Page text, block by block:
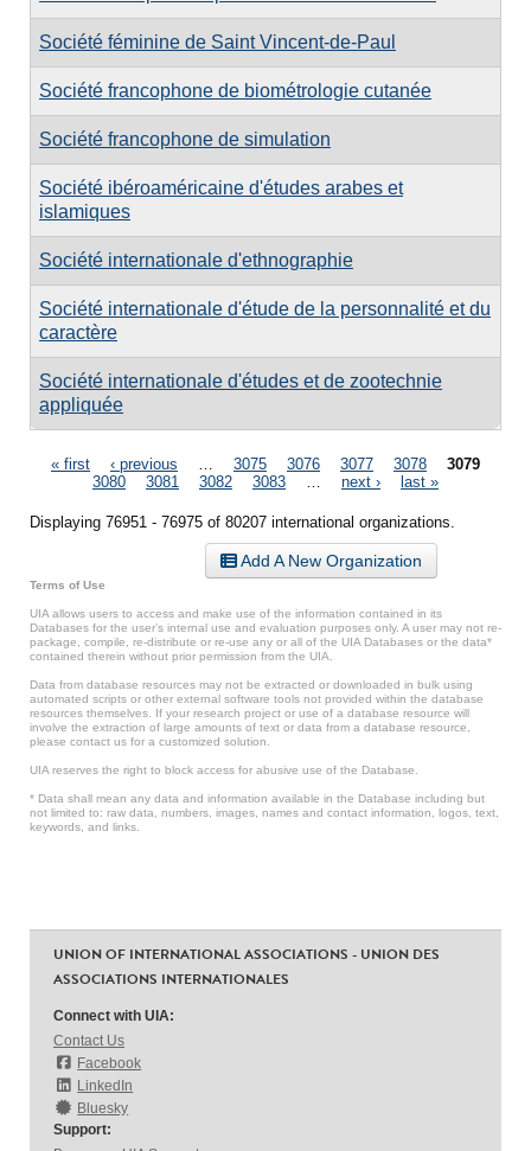
Société féminine de Saint Vincent-de-Paul
Société francophone de biométrologie cutanée
Société francophone de simulation
Société ibéroaméricaine d'études arabes et
islamiques
Société internationale d'ethnographie
Société internationale d'étude de la personnalité et du
caractère
Société internationale d'études et de zootechnie
appliquée
Pages
« first ‹ previous 3075 3076 3077 3078
3079
3080
3081 3082 3083 next › last »
Displaying 76951 - 76975 of 80207 international organizations.
Add A New Organization
Terms of Use
UIA allows users to access and make use of the information contained in its
Databases for the user’s internal use and evaluation purposes only. A user may not re-
package, compile, re-distribute or re-use any or all of the UIA Databases or the data*
contained therein without prior permission from the UIA.
Data from database resources may not be extracted or downloaded in bulk using
automated scripts or other external software tools not provided within the database
resources themselves. If your research project or use of a database resource will
involve the extraction of large amounts of text or data from a database resource,
please contact us for a customized solution.
UIA reserves the right to block access for abusive use of the Database.
* Data shall mean any data and information available in the Database including but
not limited to: raw data, numbers, images, names and contact information, logos, text,
keywords, and links.
UNION OF INTERNATIONAL ASSOCIATIONS - UNION DES
ASSOCIATIONS INTERNATIONALES
Connect with UIA:
Contact Us
Facebook
LinkedIn
Bluesky
Support: